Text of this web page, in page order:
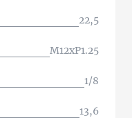
22,5
M12xP1.25
1/8
13,6